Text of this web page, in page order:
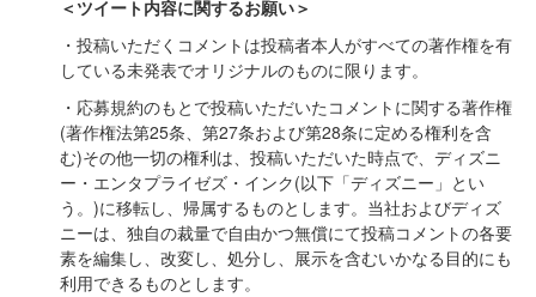
＜ツイート内容に関するお願い＞
・投稿いただくコメントは投稿者本人がすべての著作権を有
している未発表でオリジナルのものに限ります。
・応募規約のもとで投稿いただいたコメントに関する著作権
(著作権法第25条、第27条および第28条に定める権利を含
む)その他一切の権利は、投稿いただいた時点で、ディズニ
ー・エンタプライゼズ・インク(以下「ディズニー」とい
う。)に移転し、帰属するものとします。当社およびディズ
ニーは、独自の裁量で自由かつ無償にて投稿コメントの各要
素を編集し、改変し、処分し、展示を含むいかなる目的にも
利用できるものとします。